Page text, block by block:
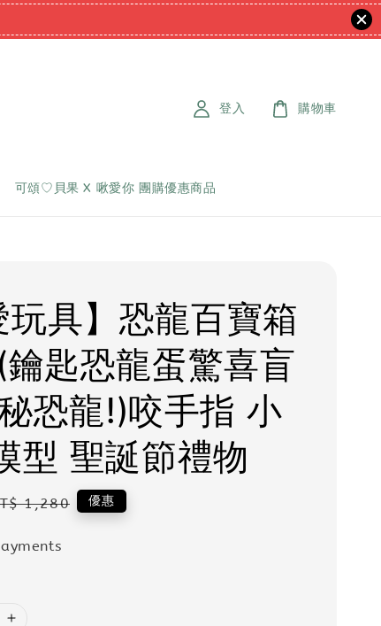
可頌♡貝果 X 啾愛你 團購優惠商品
登入 購物車
玩具】恐龍百寶箱
匙恐龍蛋驚喜盲
恐龍!)咬手指 小
型 聖誕節禮物
1,280 優惠